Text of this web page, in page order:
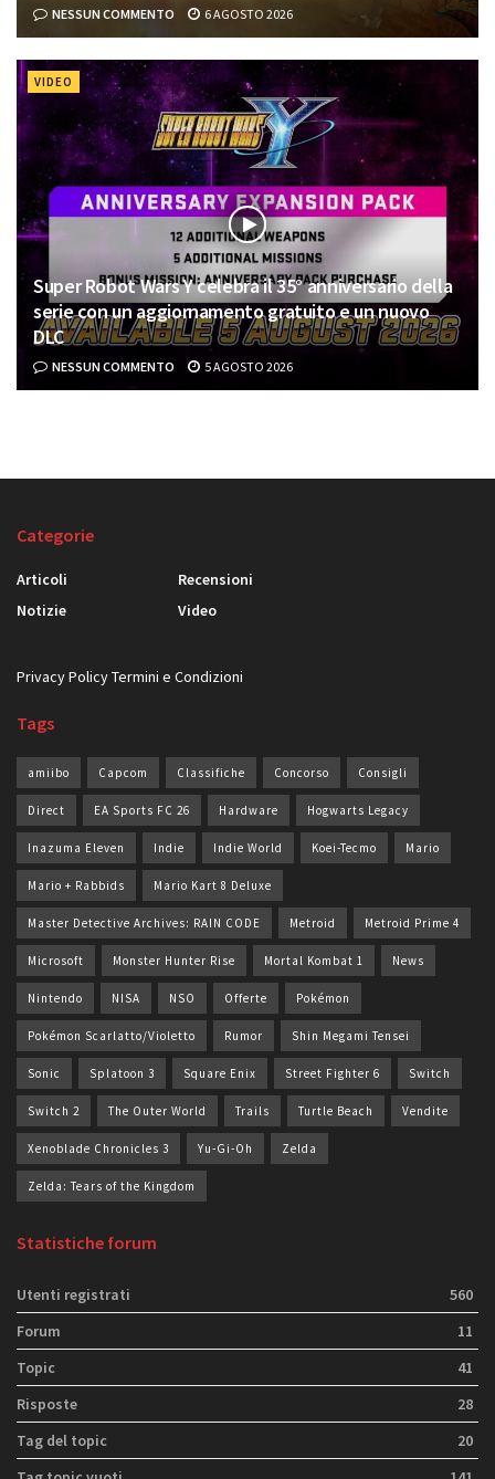
NESSUN COMMENTO 6 AGOSTO 2026
VIDEO
Super Robot Wars Y celebra il 35° anniversario della
serie con un aggiornamento gratuito e un nuovo
DLC
NESSUN COMMENTO 5 AGOSTO 2026
Categorie
Articoli
Notizie
Recensioni
Video
Privacy PolicyTermini e Condizioni
Tags
amiibo Capcom Classifiche Concorso Consigli
Direct EA Sports FC 26 Hardware Hogwarts Legacy
Inazuma Eleven Indie Indie World Koei-Tecmo Mario
Mario + Rabbids Mario Kart 8 Deluxe
Master Detective Archives: RAIN CODE Metroid Metroid Prime 4
Microsoft Monster Hunter Rise Mortal Kombat 1 News
Nintendo NISA NSO Offerte Pokémon
Pokémon Scarlatto/Violetto Rumor Shin Megami Tensei
Sonic Splatoon 3 Square Enix Street Fighter 6 Switch
Switch 2 The Outer World Trails Turtle Beach Vendite
Xenoblade Chronicles 3 Yu-Gi-Oh Zelda
Zelda: Tears of the Kingdom
Statistiche forum
Utenti registrati
560
Forum
11
Topic
41
Risposte
28
Tag del topic
20